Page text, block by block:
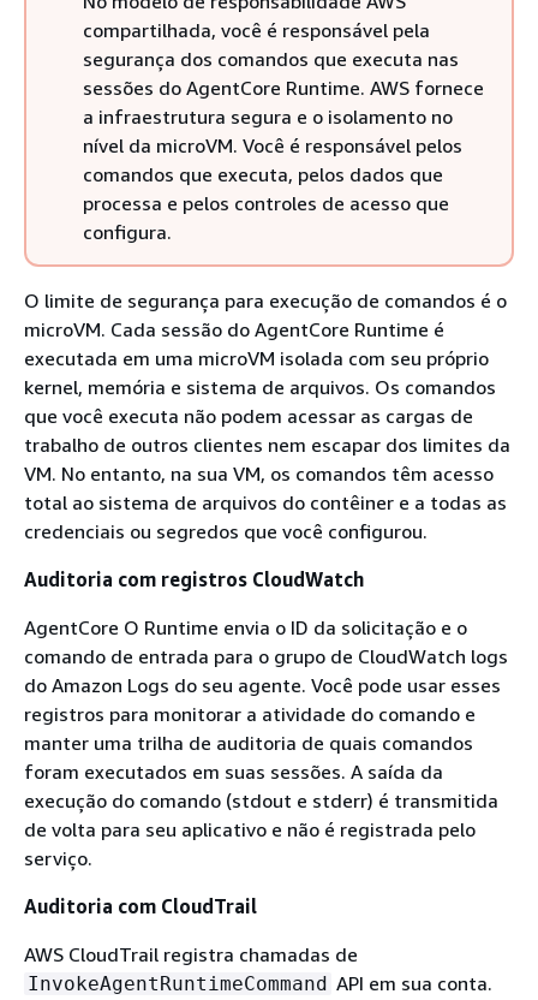
compartilhada, você é responsável pela
segurança dos comandos que executa nas
sessões do AgentCore Runtime. AWS fornece
a infraestrutura segura e o isolamento no
nível da microVM. Você é responsável pelos
comandos que executa, pelos dados que
processa e pelos controles de acesso que
configura.
O limite de segurança para execução de comandos é o
microVM. Cada sessão do AgentCore Runtime é
executada em uma microVM isolada com seu próprio
kernel, memória e sistema de arquivos. Os comandos
que você executa não podem acessar as cargas de
trabalho de outros clientes nem escapar dos limites da
VM. No entanto, na sua VM, os comandos têm acesso
total ao sistema de arquivos do contêiner e a todas as
credenciais ou segredos que você configurou.
Auditoria com registros CloudWatch
AgentCore O Runtime envia o ID da solicitação e o
comando de entrada para o grupo de CloudWatch logs
do Amazon Logs do seu agente. Você pode usar esses
registros para monitorar a atividade do comando e
manter uma trilha de auditoria de quais comandos
foram executados em suas sessões. A saída da
execução do comando (stdout e stderr) é transmitida
de volta para seu aplicativo e não é registrada pelo
serviço.
Auditoria com CloudTrail
AWS CloudTrail registra chamadas de
InvokeAgentRuntimeCommand API em sua conta.